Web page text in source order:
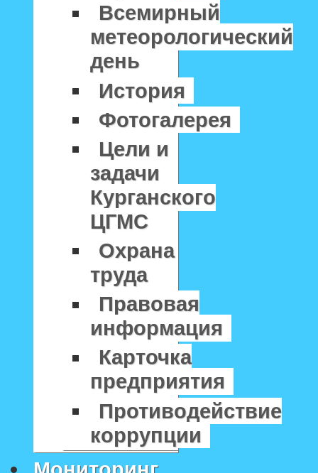
Всемирный
метеорологический
день
История
Фотогалерея
Цели и
задачи
Курганского
ЦГМС
Охрана
труда
Правовая
информация
Карточка
предприятия
Противодействие
коррупции